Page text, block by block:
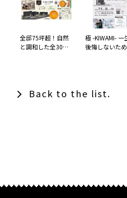
全邸75坪超！自然
と調和した全30区
極 -KIWAMI- 一生、
後悔しないため
Back to the list.